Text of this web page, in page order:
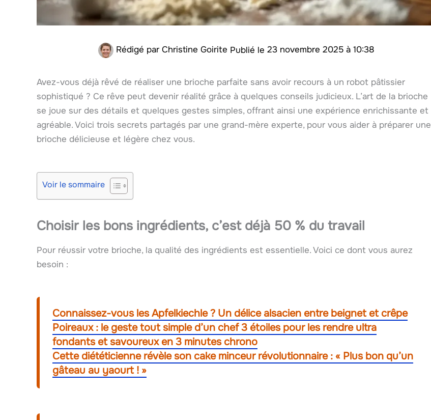
Rédigé par Christine Goirite 23 novembre 2025 à 10:38
Avez-vous déjà rêvé de réaliser une brioche parfaite sans avoir recours à un robot pâtissier
sophistiqué ? Ce rêve peut devenir réalité grâce à quelques conseils judicieux. L’art de la brioche
se joue sur des détails et quelques gestes simples, offrant ainsi une expérience enrichissante et
agréable. Voici trois secrets partagés par une grand-mère experte, pour vous aider à préparer une
brioche délicieuse et légère chez vous.
Voir le sommaire
Choisir les bons ingrédients, c’est déjà 50 % du travail
Pour réussir votre brioche, la qualité des ingrédients est essentielle. Voici ce dont vous aurez
besoin :
Connaissez-vous les Apfelkiechle ? Un délice alsacien entre beignet et crêpe
Poireaux : le geste tout simple d’un chef 3 étoiles pour les rendre ultra
fondants et savoureux en 3 minutes chrono
Cette diététicienne révèle son cake minceur révolutionnaire : « Plus bon qu’un
gâteau au yaourt ! »